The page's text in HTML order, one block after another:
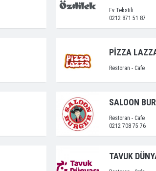
Ev Tekstili
0212 871 51 87
PİZZA
Restoran - Cafe
SALOON
Restoran - Cafe
0212 708 75 76
TAVUK